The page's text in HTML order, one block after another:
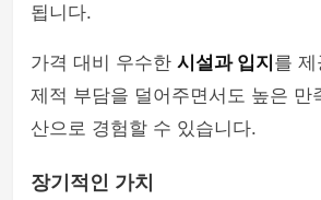
됩니다.
가격 대비 우수한 시설과 입지 를
제적 부담을 덜어주면서도 높은 만
산으로 경험할 수 있습니다.
장기적인 가치